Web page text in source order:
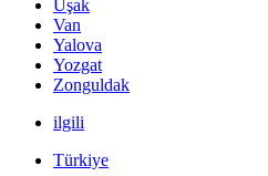
Uşak
Van
Yalova
Yozgat
Zonguldak
ilgili
Türkiye